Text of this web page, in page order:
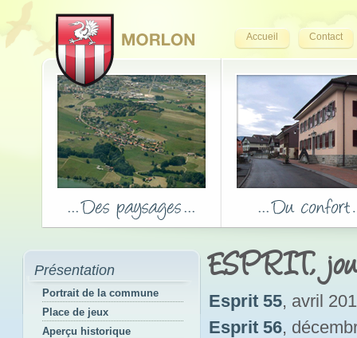
Accueil Contact
Présentation
Portrait de la commune
Place de jeux
Aperçu historique
ESPRIT,
Esprit 55, avril
Esprit 56,